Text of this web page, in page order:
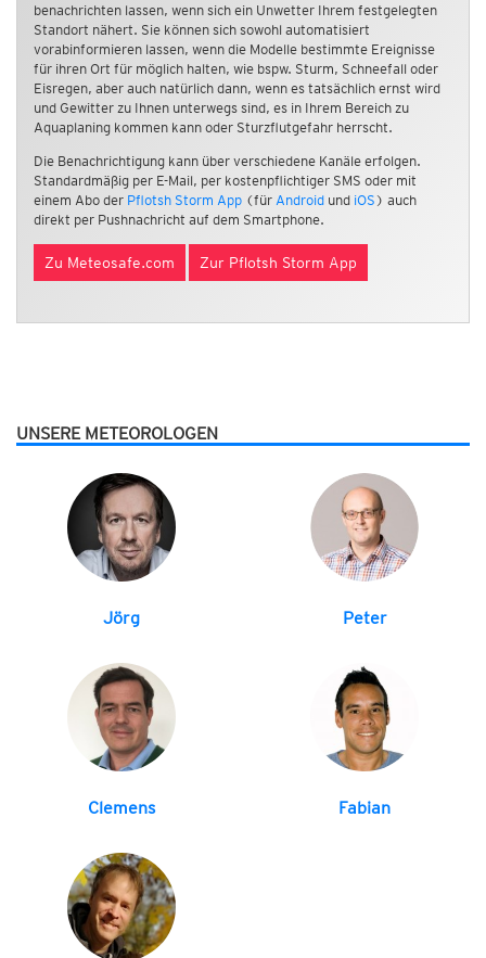
benachrichten lassen, wenn sich ein Unwetter Ihrem festgelegten
Standort nähert. Sie können sich sowohl automatisiert
vorabinformieren lassen, wenn die Modelle bestimmte Ereignisse
für ihren Ort für möglich halten, wie bspw. Sturm, Schneefall oder
Eisregen, aber auch natürlich dann, wenn es tatsächlich ernst wird
und Gewitter zu Ihnen unterwegs sind, es in Ihrem Bereich zu
Aquaplaning kommen kann oder Sturzflutgefahr herrscht.
Die Benachrichtigung kann über verschiedene Kanäle erfolgen.
Standardmäßig per E-Mail, per kostenpflichtiger SMS oder mit
einem Abo der Pflotsh Storm App (für Android und iOS ) auch
direkt per Pushnachricht auf dem Smartphone.
Zu Meteosafe.com Zur Pflotsh Storm App
UNSERE METEOROLOGEN
Jörg Peter
Clemens Fabian